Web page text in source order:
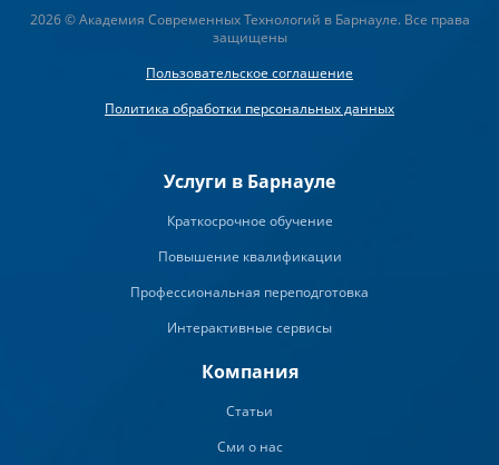
2026 © Академия Современных Технологий в Барнауле. Все права
защищены
Пользовательское соглашение
Политика обработки персональных данных
Услуги в Барнауле
Краткосрочное обучение
Повышение квалификации
Профессиональная переподготовка
Интерактивные сервисы
Компания
Статьи
Сми о нас